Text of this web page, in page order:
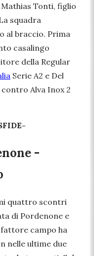
Tonti, figlio
squadra
al braccio. Prima
casalingo
della Regular
Serie A2 e Del
Alva Inox 2
-
quattro scontri
di Pordenone e
campo ha
nelle ultime due